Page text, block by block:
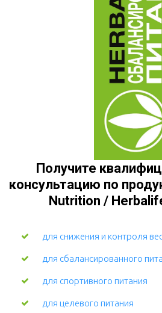
Получите
консультацию по
Nutrition /
для снижения и контроля
для сбалансированного
для спортивного питания
для целевого питания